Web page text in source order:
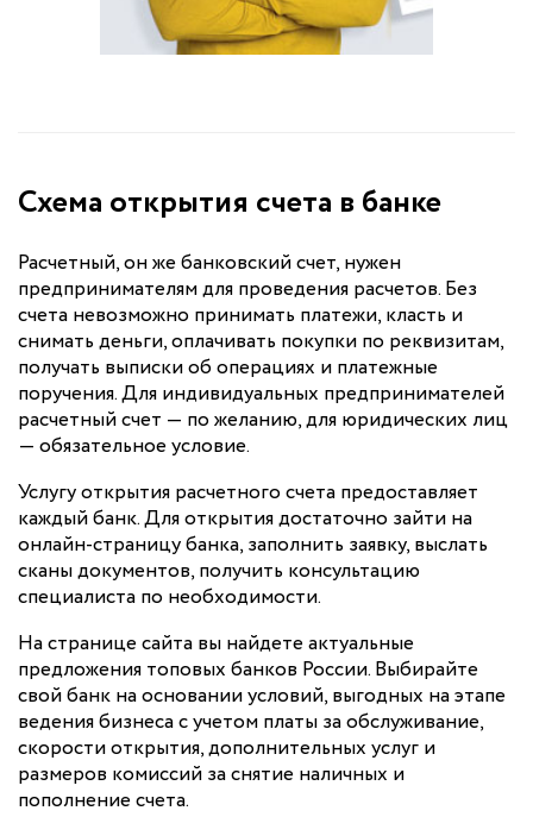
Схема открытия счета в банке
Расчетный, он же банковский счет, нужен
предпринимателям для проведения расчетов. Без
счета невозможно принимать платежи, класть и
снимать деньги, оплачивать покупки по реквизитам,
получать выписки об операциях и платежные
поручения. Для индивидуальных предпринимателей
расчетный счет — по желанию, для юридических лиц
— обязательное условие.
Услугу открытия расчетного счета предоставляет
каждый банк. Для открытия достаточно зайти на
онлайн-страницу банка, заполнить заявку, выслать
сканы документов, получить консультацию
специалиста по необходимости.
На странице сайта вы найдете актуальные
предложения топовых банков России. Выбирайте
свой банк на основании условий, выгодных на этапе
ведения бизнеса с учетом платы за обслуживание,
скорости открытия, дополнительных услуг и
размеров комиссий за снятие наличных и
пополнение счета.